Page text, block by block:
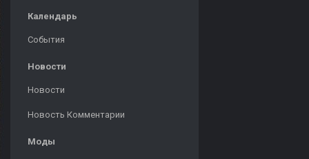
Календарь
События
Новости
Новости
Новость Комментарии
Моды